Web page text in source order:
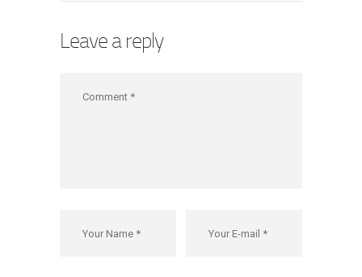
Leave a reply